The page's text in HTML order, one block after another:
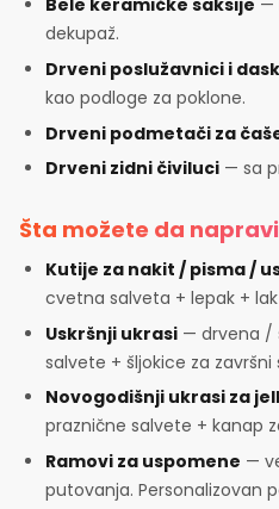
Bele keramičke saksije —
dekupaž.
Drveni poslužavnici i
kao podloge za poklone.
Drveni podmetači za
Drveni zidni čiviluci — sa
Šta možete da
Kutije za nakit / pisma /
cvetna salveta + lepak +
Uskršnji ukrasi — drvena /
salvete + šljokice za završni
Novogodišnji ukrasi za
praznične salvete + kanap
Ramovi za uspomene —
putovanja. Personalizovan